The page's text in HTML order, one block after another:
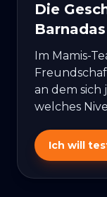
Die
Barnadas
Im Mamis-
an dem sich
welches
Ich will